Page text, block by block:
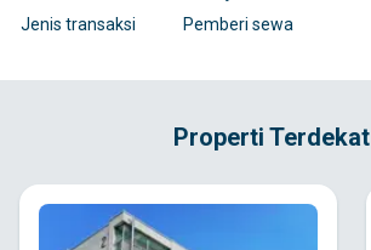
Jenis transaksi
Pemberi sewa
Properti Terdekat